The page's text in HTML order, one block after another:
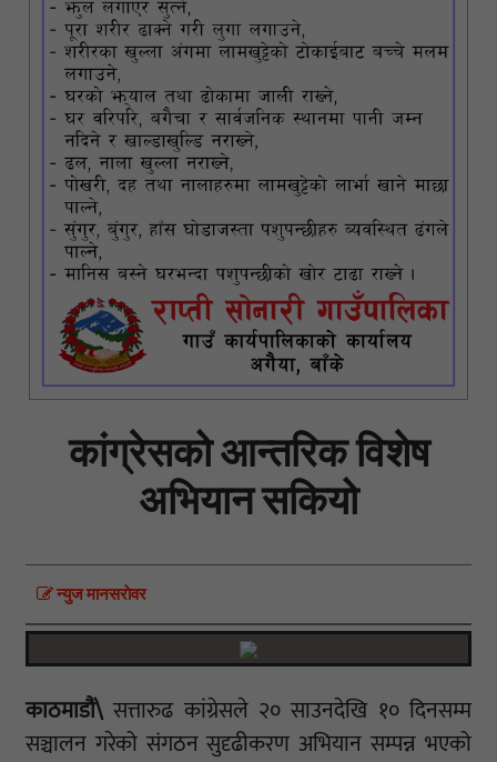
कांग्रेसको आन्तरिक विशेष
अभियान सकियो
न्युज मानसराेवर
काठमाडौं\सत्तारुढ कांग्रेसले २० साउनदेखि १० दिनसम्म
सञ्चालन गरेको संगठन सुदृढीकरण अभियान सम्पन्न भएको